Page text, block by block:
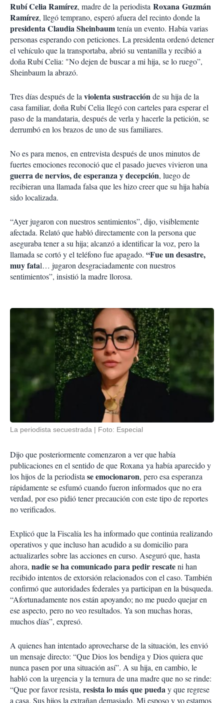
Rubí Celia Ramírez, madre de la periodista Roxana Guzmán
Ramírez, llegó temprano, esperó afuera del recinto donde la
presidenta Claudia Sheinbaumtenía un evento. Había varias
personas esperando con peticiones. La presidenta ordenó detener
el vehículo que la transportaba, abrió su ventanilla y recibió a
doña Rubí Celia: "No dejen de buscar a mi hija, se lo ruego”,
Sheinbaum la abrazó.
Tres días después de laviolenta sustracciónde su hija de la
casa familiar, doña Rubí Celia llegó con carteles para esperar el
paso de la mandataria, después de verla y hacerle la petición, se
derrumbó en los brazos de uno de sus familiares.
No es para menos, en entrevista después de unos minutos de
fuertes emociones reconoció que el pasado jueves vivieron una
guerra de nervios, de esperanza y decepción, luego de
recibieran una llamada falsa que les hizo creer que su hija había
sido localizada.
“Ayer jugaron con nuestros sentimientos”, dijo, visiblemente
afectada. Relató que habló directamente con la persona que
aseguraba tener a su hija; alcanzó a identificar la voz, pero la
llamada se cortó y el teléfono fue apagado. “Fue un desastre,
muy fatal… jugaron desgraciadamente con nuestros
sentimientos”, insistió la madre llorosa.
La periodista secuestrada Foto: Especial
Dijo que posteriormente comenzaron a ver que había
publicaciones en el sentido de que Roxana ya había aparecido y
los hijos de la periodistase emocionaron, pero esa esperanza
rápidamente se esfumó cuando fueron informados que no era
verdad, por eso pidió tener precaución con este tipo de reportes
no verificados.
Explicó que la Fiscalía les ha informado que continúa realizando
operativos y que incluso han acudido a su domicilio para
actualizarles sobre las acciones en curso. Aseguró que, hasta
ahora, nadie se ha comunicado para pedir rescateni han
recibido intentos de extorsión relacionados con el caso. También
confirmó que autoridades federales ya participan en la búsqueda.
“Afortunadamente nos están apoyando; no me puedo quejar en
ese aspecto, pero no veo resultados. Ya son muchas horas,
muchos días”, expresó.
A quienes han intentado aprovecharse de la situación, les envió
un mensaje directo: “Que Dios los bendiga y Dios quiera que
nunca pasen por una situación así”. A su hija, en cambio, le
habló con la urgencia y la ternura de una madre que no se rinde:
“Que por favor resista, resista lo más que pueday que regrese
a casa. Sus hijos la extrañan demasiado. Mi esposo y yo estamos